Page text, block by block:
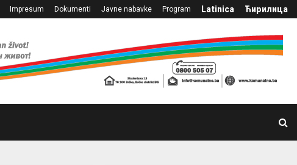
Impresum Dokumenti Javne nabavke Program Latinica Ћирилица